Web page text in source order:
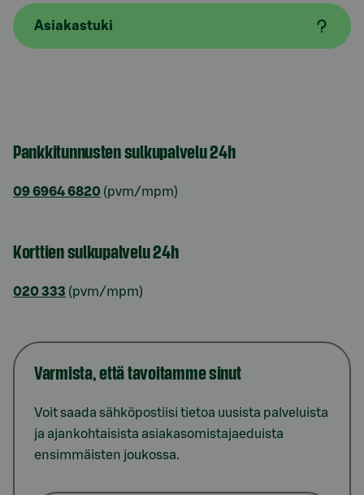
Asiakastuki
Pankkitunnusten sulkupalvelu 24h
09 6964 6820 (pvm/mpm)
Korttien sulkupalvelu 24h
020 333 (pvm/mpm)
Varmista, että tavoitamme sinut
Voit saada sähköpostiisi tietoa uusista palveluista
ja ajankohtaisista asiakasomistajaeduista
ensimmäisten joukossa.